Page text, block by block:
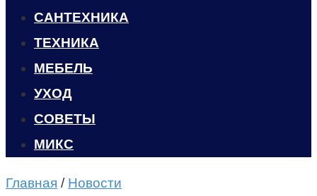
САНТЕХНИКА
ТЕХНИКА
МЕБЕЛЬ
УХОД
CОВЕТЫ
МИКС
Главная / Новости